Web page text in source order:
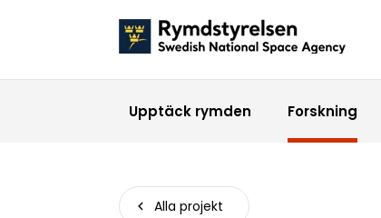
Upptäck rymden Forskning
Alla projekt